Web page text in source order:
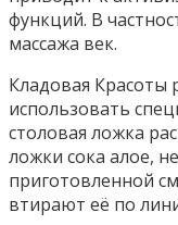
функций. В
массажа век.
Кладовая Красоты
использовать
столовая ложка
ложки сока алое,
приготовленной
втирают её по